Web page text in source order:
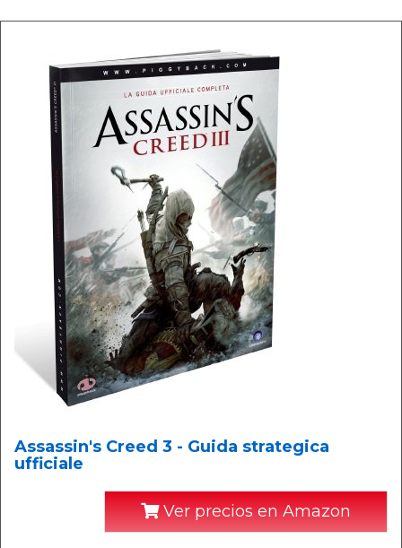
Assassin's Creed 3 - Guida strategica
ufficiale
Ver precios en Amazon